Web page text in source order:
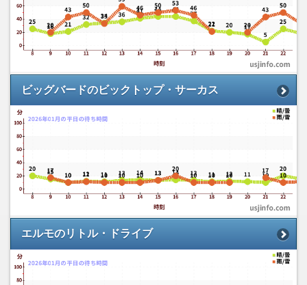
ビッグバードのビックトップ・サーカス
エルモのリトル・ドライブ